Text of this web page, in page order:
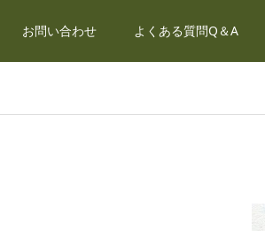
お問い合わせ よくある質問Q＆A